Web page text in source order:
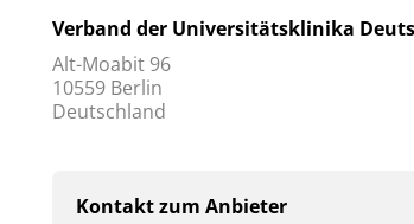
Verband der Universitätsklinika
Alt-Moabit 96
10559 Berlin
Deutschland
Kontakt zum Anbieter